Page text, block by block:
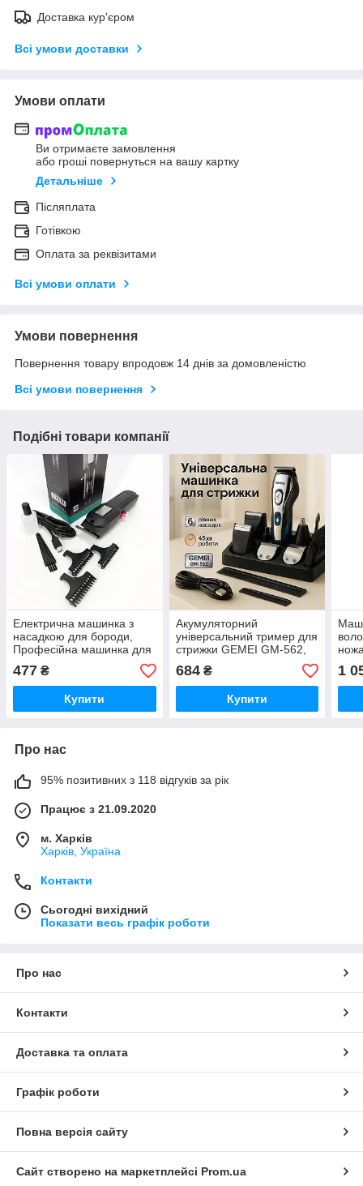
Доставка кур'єром
Всі умови доставки
Умови оплати
Ви отримаєте замовлення
або гроші повернуться на вашу картку
Детальніше
Післяплата
Готівкою
Оплата за реквізитами
Всі умови оплати
Умови повернення
Повернення товару впродовж 14 днів за домовленістю
Всі умови повернення
Подібні товари компанії
Електрична машинка з
насадкою для бороди,
Професійна машинка для
стрижки з насадками DR-
30
477 ₴
Купити
Акумуляторний
універсальний тример для
стрижки GEMEI GM-562,
Професійна машинка для
гоління голови GS-19
684₴
Купити
1
Про нас
95% позитивних з 118 відгуків за рік
Працює з 21.09.2020
м. Харків
Харків, Україна
Контакти
Сьогодні вихідний
Показати весь графік роботи
Про нас
Контакти
Доставка та оплата
Графік роботи
Повна версія сайту
Сайт створено на маркетплейсі Prom.ua